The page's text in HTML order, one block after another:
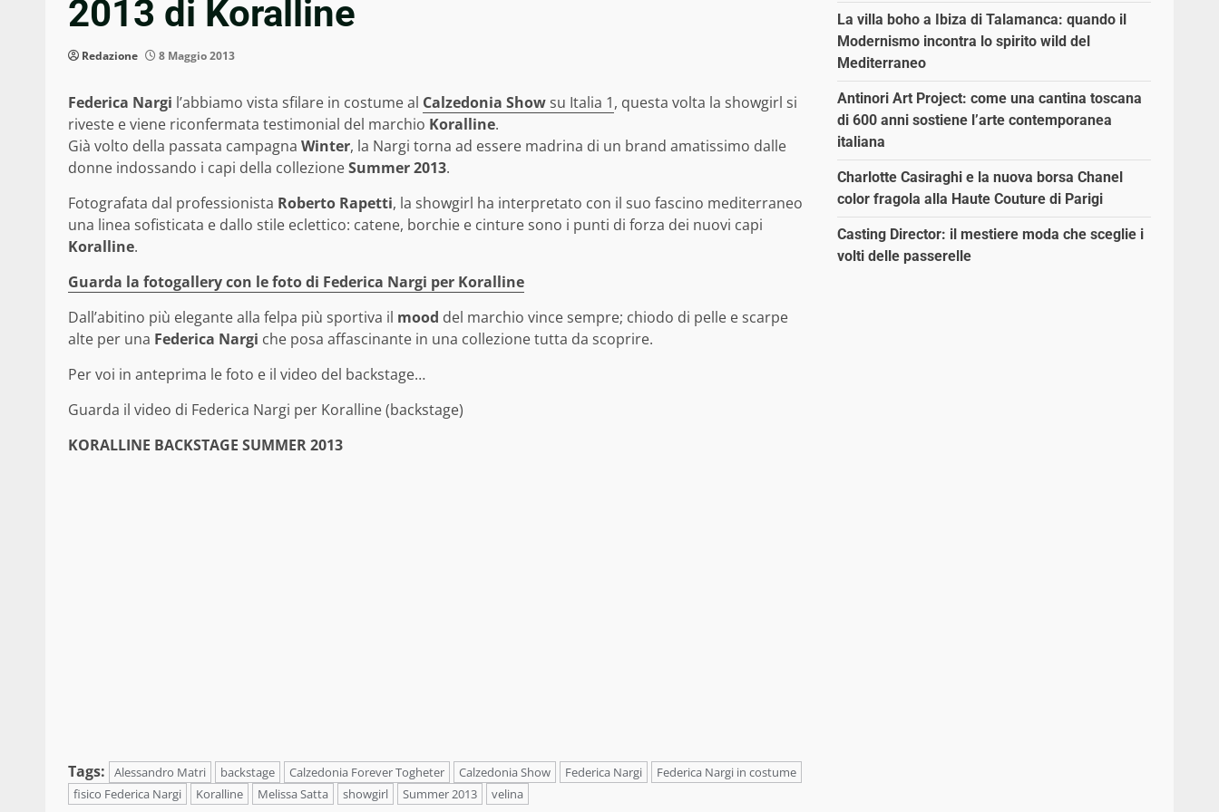
2013 di Koralline
Redazione 8 Maggio 2013
Federica Nargi l’abbiamo vista sfilare in costume al Calzedonia Showsu Italia 1, questa volta la showgirl si
riveste e viene riconfermata testimonial del marchio Koralline.
Già volto della passata campagna Winter, la Nargi torna ad essere madrina di un brand amatissimo dalle
donne indossando i capi della collezioneSummer 2013.
Fotografata dal professionista Roberto Rapetti, la showgirl ha interpretato con il suo fascino mediterraneo
una linea sofisticata e dallo stile eclettico: catene, borchie e cinture sono i punti di forza dei nuovi capi
Koralline.
Guarda la fotogallery con le foto di Federica Nargi per Koralline
Dall’abitino più elegante alla felpa più sportiva il mood del marchio vince sempre; chiodo di pelle e scarpe
alte per una Federica Nargi che posa affascinante in una collezione tutta da scoprire.
Per voi in anteprima le foto e il video del backstage…
Guarda il video di Federica Nargi per Koralline (backstage)
KORALLINE BACKSTAGE SUMMER 2013
Tags: Alessandro Matri backstage Calzedonia Forever Togheter Calzedonia Show Federica Nargi
Federica Nargi in costume
fisico Federica Nargi
Koralline Melissa Satta showgirl Summer 2013 velina
La villa boho a Ibiza di Talamanca: quando il
Modernismo incontra lo spirito wild del
Mediterraneo
Antinori Art Project: come una cantina toscana
di 600 anni sostiene l’arte contemporanea
italiana
Charlotte Casiraghi e la nuova borsa Chanel
color fragola alla Haute Couture di Parigi
Casting Director: il mestiere moda che sceglie i
volti delle passerelle